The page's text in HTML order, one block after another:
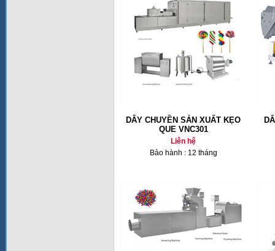
DÂY CHUYỀN SẢN XUẤT KẸO
QUE VNC301
Liên hệ
Bảo hành : 12 tháng